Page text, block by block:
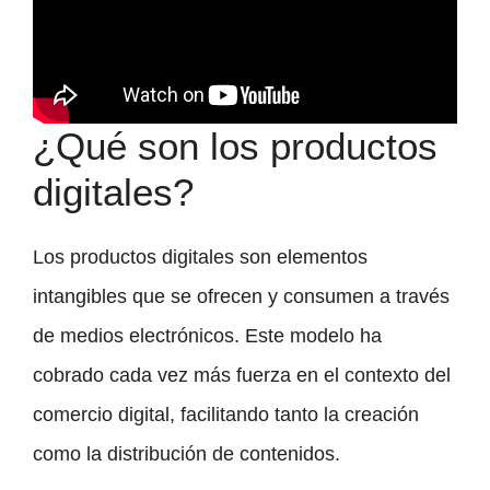
¿Qué son los productos
digitales?
Los productos digitales son elementos
intangibles que se ofrecen y consumen a través
de medios electrónicos. Este modelo ha
cobrado cada vez más fuerza en el contexto del
comercio digital, facilitando tanto la creación
como la distribución de contenidos.